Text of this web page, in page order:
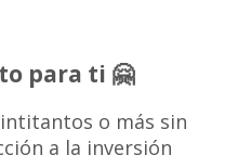
para ti 🤗
o más sin
a la inversión